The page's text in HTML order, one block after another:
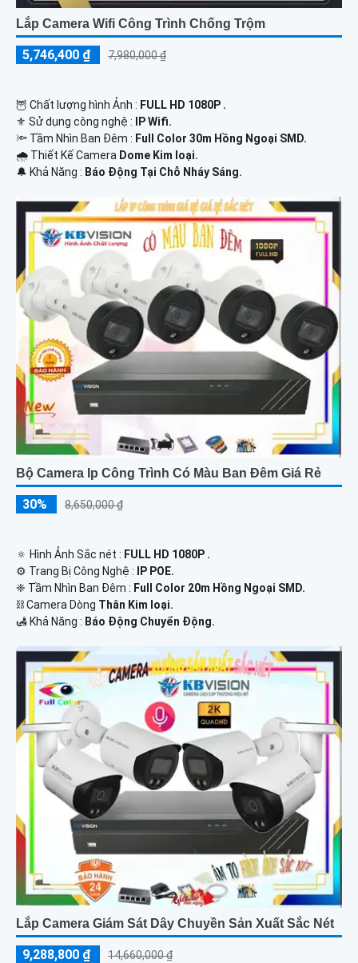
Lắp Camera Wifi Công Trình Chống Trộm
5,746,400 ₫ 7,980,000 ₫
🦉 Chất lượng hình Ảnh : FULL HD 1080P .
⚜️ Sử dụng công nghệ :
IP Wifi.
🔦 Tầm Nhìn Ban Đêm : Full Color 30m Hồng Ngoại SMD.
🌧️ Thiết Kế Camera Dome Kim loại.
️🔔 Khả Năng : Báo Động Tại Chỗ Nháy Sáng.
Bộ Camera Ip Công Trình Có Màu Ban Đêm Giá Rẻ
30% 8,650,000 ₫
🔅 Hình Ảnh Sắc nét : FULL HD 1080P .
⚙ Trang Bị Công Nghệ :
IP POE.
❈ Tầm Nhìn Ban Đêm : Full Color 20m Hồng Ngoại SMD.
⛓ Camera Dòng Thân Kim loại.
️🛃 Khả Năng : Báo Động Chuyển Động.
Lắp Camera Giám Sát Dây Chuyền Sản Xuất Sắc Nét
9,288,800 ₫ 14,660,000 ₫